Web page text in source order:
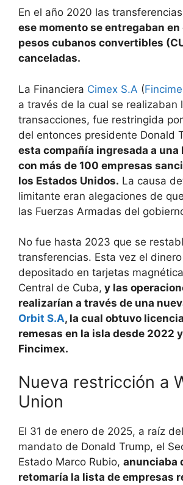
En el año 2020 las
ese momento se entregaban
pesos cubanos convertibles
canceladas.
La Financiera Cimex S.A (
a través de la cual se realizaban
transacciones, fue restringida
del entonces presidente Donald
esta compañía ingresada a una
con más de 100 empresas
los Estados Unidos. La causa
limitante eran alegaciones de
las Fuerzas Armadas del
No fue hasta 2023 que se
transferencias. Esta vez el
depositado en tarjetas
Central de Cuba, y las
realizarían a través de una
Orbit S.A, la cual obtuvo
remesas en la isla desde 2022
Fincimex.
Nueva restricción a
Union
El 31 de enero de 2025, a raíz
mandato de Donald Trump, el
Estado Marco Rubio, anunciaba
retomaría la lista de empresas